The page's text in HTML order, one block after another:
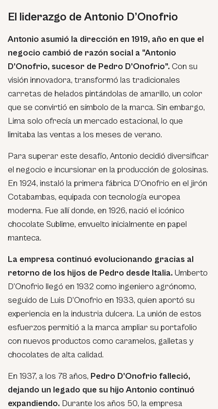
El liderazgo de Antonio D’Onofrio
Antonio asumió la dirección en 1919, año en que el
negocio cambió de razón social a “Antonio
D’Onofrio, sucesor de Pedro D’Onofrio”. Con su
visión innovadora, transformó las tradicionales
carretas de helados pintándolas de amarillo, un color
que se convirtió en símbolo de la marca. Sin embargo,
Lima solo ofrecía un mercado estacional, lo que
limitaba las ventas a los meses de verano.
Para superar este desafío, Antonio decidió diversificar
el negocio e incursionar en la producción de golosinas.
En 1924, instaló la primera fábrica D’Onofrio en el jirón
Cotabambas, equipada con tecnología europea
moderna. Fue allí donde, en 1926, nació el icónico
chocolate Sublime, envuelto inicialmente en papel
manteca.
La empresa continuó evolucionando gracias al
retorno de los hijos de Pedro desde Italia. Umberto
D’Onofrio llegó en 1932 como ingeniero agrónomo,
seguido de Luis D’Onofrio en 1933, quien aportó su
experiencia en la industria dulcera. La unión de estos
esfuerzos permitió a la marca ampliar su portafolio
con nuevos productos como caramelos, galletas y
chocolates de alta calidad.
En 1937, a los 78 años, Pedro D’Onofrio falleció,
dejando un legado que su hijo Antonio continuó
expandiendo. Durante los años 50, la empresa